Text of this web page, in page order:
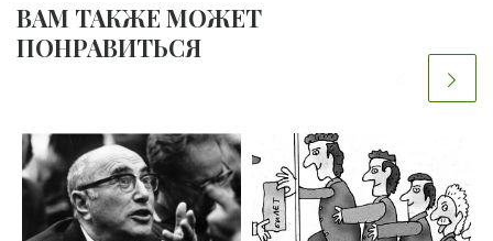
ВАМ ТАКЖЕ МОЖЕТ
ПОНРАВИТЬСЯ